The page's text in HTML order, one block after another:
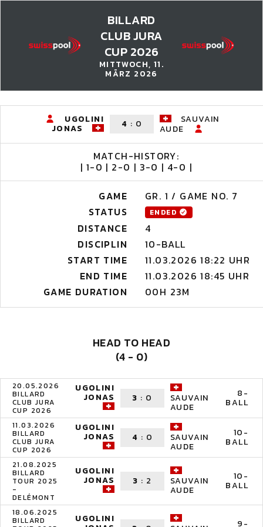
BILLARD
CLUB JURA
CUP 2026
MITTWOCH, 11.
MÄRZ 2026
UGOLINI
JONAS 4 : 0
SAUVAIN
AUDE
MATCH-HISTORY:
| 1-0 | 2-0 | 3-0 | 4-0 |
GAME
GR. 1 / GAME NO. 7
STATUS
ENDED
DISTANCE
4
DISCIPLIN
10-BALL
START TIME
11.03.2026 18:22 UHR
END TIME
11.03.2026 18:45 UHR
GAME DURATION
00H 23M
HEAD TO HEAD
(4 - 0)
20.05.2026
BILLARD
CLUB JURA
CUP 2026
UGOLINI
JONAS 3 : 0 SAUVAIN
AUDE
8-
BALL
11.03.2026
BILLARD
CLUB JURA
CUP 2026
UGOLINI
JONAS 4 : 0 SAUVAIN
AUDE
10-
BALL
21.08.2025
BILLARD
TOUR 2025
-
DELÉMONT
UGOLINI
JONAS 3 : 2 SAUVAIN
AUDE
10-
BALL
18.06.2025
BILLARD UGOLINI 9-